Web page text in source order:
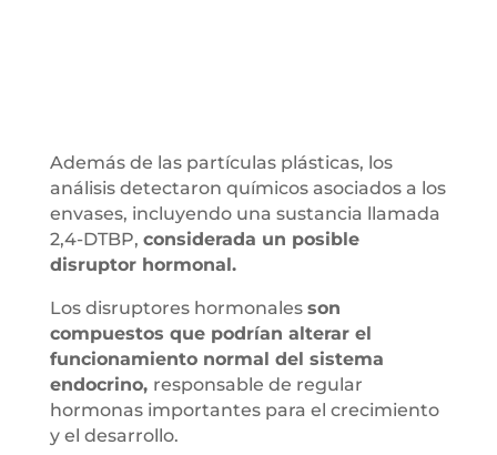
Además de las partículas plásticas, los
análisis detectaron químicos asociados a los
envases, incluyendo una sustancia llamada
2,4-DTBP, considerada un posible
disruptor hormonal.
Los disruptores hormonales son
compuestos que podrían alterar el
funcionamiento normal del sistema
endocrino, responsable de regular
hormonas importantes para el crecimiento
y el desarrollo.